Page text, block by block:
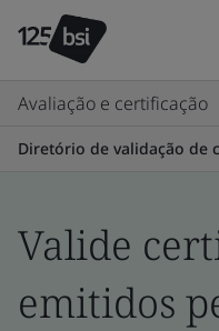
Avaliação e certificação
Diretório de validação de
Valide
emitidos